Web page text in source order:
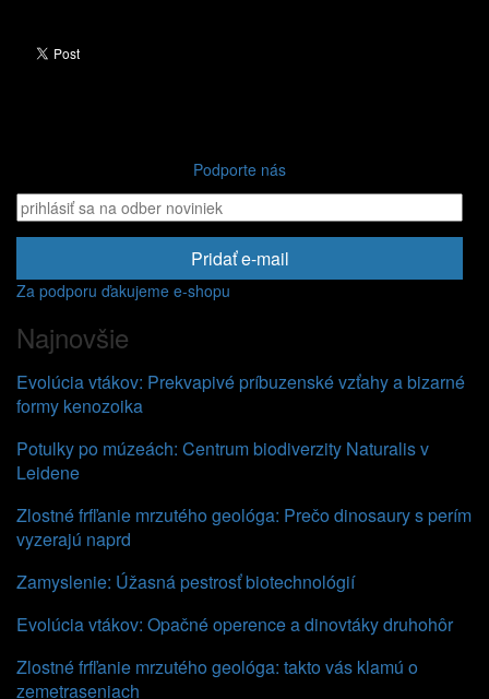
Podporte nás
Pridať e-mail
Za podporu ďakujeme e-shopu
Najnovšie
Evolúcia vtákov: Prekvapivé príbuzenské vzťahy a bizarné
formy kenozoika
Potulky po múzeách: Centrum biodiverzity Naturalis v
Leidene
Zlostné frfľanie mrzutého geológa: Prečo dinosaury s perím
vyzerajú naprd
Zamyslenie: Úžasná pestrosť biotechnológií
Evolúcia vtákov: Opačné operence a dinovtáky druhohôr
Zlostné frfľanie mrzutého geológa: takto vás klamú o
zemetraseniach